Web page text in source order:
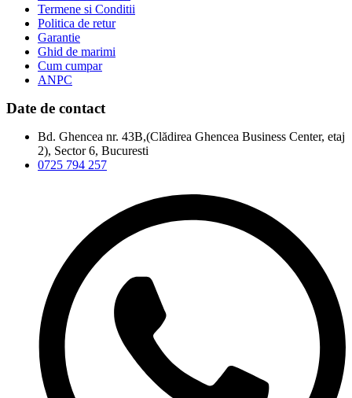
Termene si Conditii
Politica de retur
Garantie
Ghid de marimi
Cum cumpar
ANPC
Date de contact
Bd. Ghencea nr. 43B,(Clădirea Ghencea Business Center, etaj
2), Sector 6, Bucuresti
0725 794 257